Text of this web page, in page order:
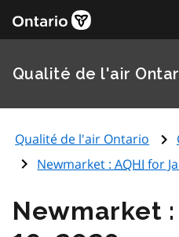
Qualité de l'air
Qualité de l'air Ontario
Newmarket :AQHI for
Newmarket :